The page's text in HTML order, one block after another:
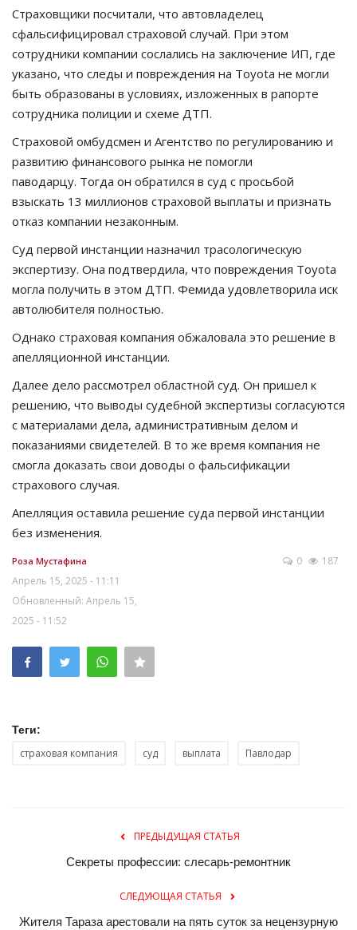
Страховщики посчитали, что автовладелец
сфальсифицировал страховой случай. При этом
сотрудники компании сослались на заключение ИП, где
указано, что следы и повреждения на Toyota не могли
быть образованы в условиях, изложенных в рапорте
сотрудника полиции и схеме ДТП.
Страховой омбудсмен и Агентство по регулированию и
развитию финансового рынка не помогли
паводарцу. Тогда он обратился в суд с просьбой
взыскать 13 миллионов страховой выплаты и признать
отказ компании незаконным.
Суд первой инстанции назначил трасологическую
экспертизу. Она подтвердила, что повреждения Toyota
могла получить в этом ДТП. Фемида удовлетворила иск
автолюбителя полностью.
Однако страховая компания обжаловала это решение в
апелляционной инстанции.
Далее дело рассмотрел областной суд. Он пришел к
решению, что выводы судебной экспертизы согласуются
с материалами дела, административным делом и
показаниями свидетелей. В то же время компания не
смогла доказать свои доводы о фальсификации
страхового случая.
Апелляция оставила решение суда первой инстанции
без изменения.
Роза Мустафина
Апрель 15, 2025 - 11:11
Обновленный: Апрель 15,
2025 - 11:52
0 187
Теги:
страховая компания суд выплата Павлодар
ПРЕДЫДУЩАЯ СТАТЬЯ
Секреты профессии: слесарь-ремонтник
СЛЕДУЮЩАЯ СТАТЬЯ
Жителя Тараза арестовали на пять суток за нецензурную